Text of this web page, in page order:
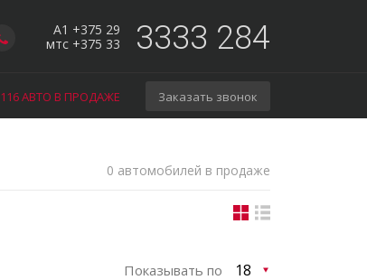
A1 +375 29
мтс +375 33
3333 284
116 АВТО В ПРОДАЖЕ Заказать звонок
0 автомобилей в продаже
Показывать по